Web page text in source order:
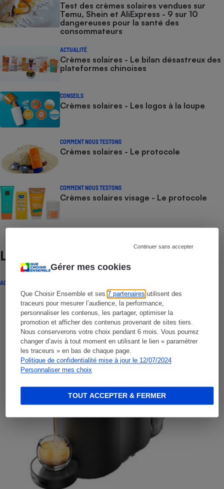
Gérer mes cookies
Que Choisir Ensemble et ses7 partenaires utilisent des
traceurs pour mesurer l’audience, la performance,
personnaliser les contenus, les partager, optimiser la
promotion et afficher des contenus provenant de sites tiers.
Nous conserverons votre choix pendant 6 mois. Vous pourrez
changer d’avis à tout moment en utilisant le lien « paramétrer
les traceurs » en bas de chaque page.
Politique de confidentialité mise à jour le 12/07/2024
Personnaliser mes choix
Continuer sans accepter
TOUT ACCEPTER & FERMER
Test des crèmes solaires vendues sur
Temu, Shein et AliExpress - 9 sur 10
dangereuses pour la santé des
consommateurs
ACTUALITÉ
Crèmes solaires - Le bilan désastreux des
plateformes chinoises
CONSEILS
Crèmes solaires - Les logos à la loupe
COMMENT NOUS TESTONS
Crèmes solaires - Le protocole
COMMENT NOUS TESTONS
Crèmes solaires visage - Le protocole
Lire aussi
ACTUALITÉ